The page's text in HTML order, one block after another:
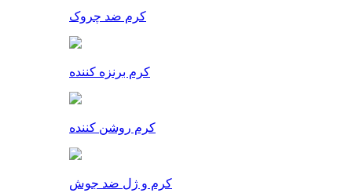
کرم ضد چروک
کرم برنزه کننده
کرم روشن کننده
کرم و ژل ضد جوش